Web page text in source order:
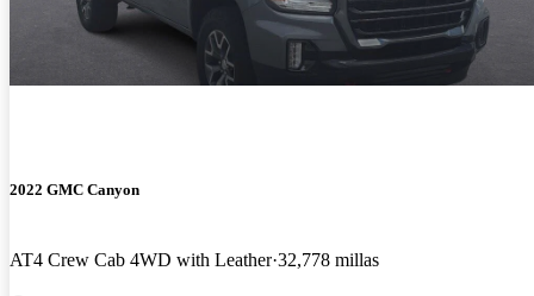
2022 GMC Canyon
AT4 Crew Cab 4WD with Leather 32,778 millas